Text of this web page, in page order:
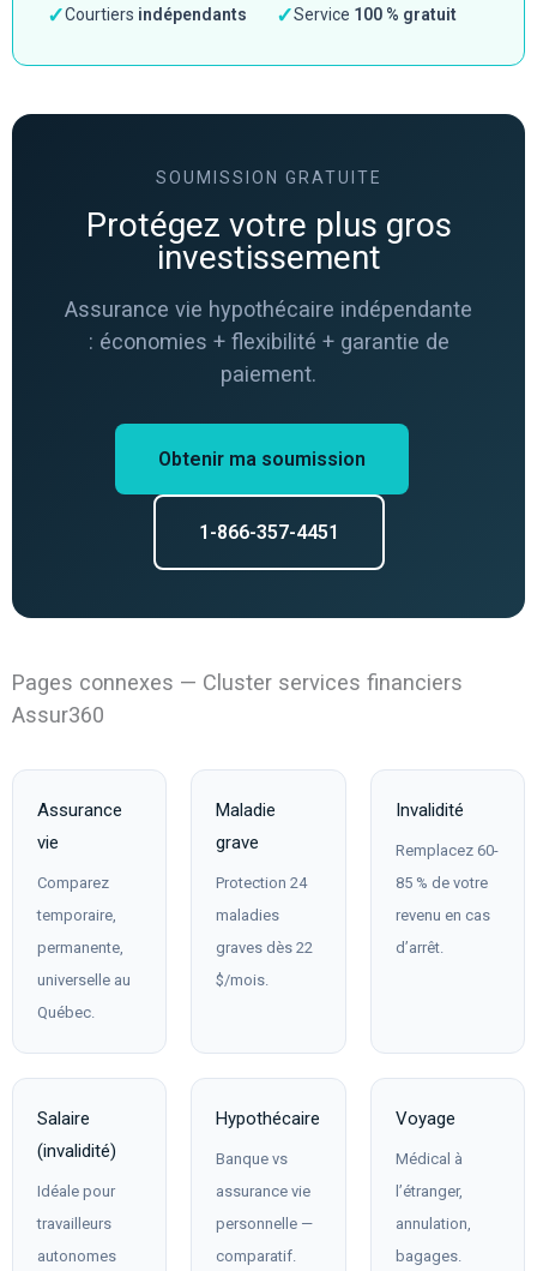
✓Courtiers indépendants ✓Service 100 % gratuit
SOUMISSION GRATUITE
Protégez votre plus gros
investissement
Assurance vie hypothécaire indépendante
: économies + flexibilité + garantie de
paiement.
Obtenir ma soumission
1-866-357-4451
Pages connexes — Cluster services financiers
Assur360
Assurance
vie
Comparez
temporaire,
permanente,
universelle au
Québec.
Maladie
grave
Protection 24
maladies
graves dès 22
$/mois.
Invalidité
Remplacez 60-
85 % de votre
revenu en cas
d’arrêt.
Salaire
(invalidité)
Idéale pour
travailleurs
autonomes
Hypothécaire
Banque vs
assurance vie
personnelle —
comparatif.
Voyage
Médical à
l’étranger,
annulation,
bagages.